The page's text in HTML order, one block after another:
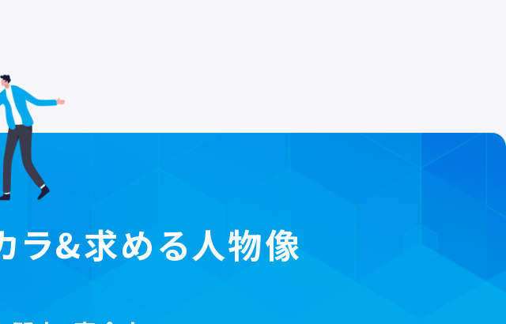
です。社員同士の親睦をはかると共に、全ての準備・運営を行うことで、周りへ
気遣いや仕事につながる段取り力を身に付けることができます。また、いつま
も健康で生き生きと仕事をするために、マラソンも行っています。